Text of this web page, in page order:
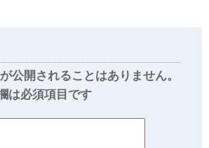
公開されることはありません。
は必須項目です